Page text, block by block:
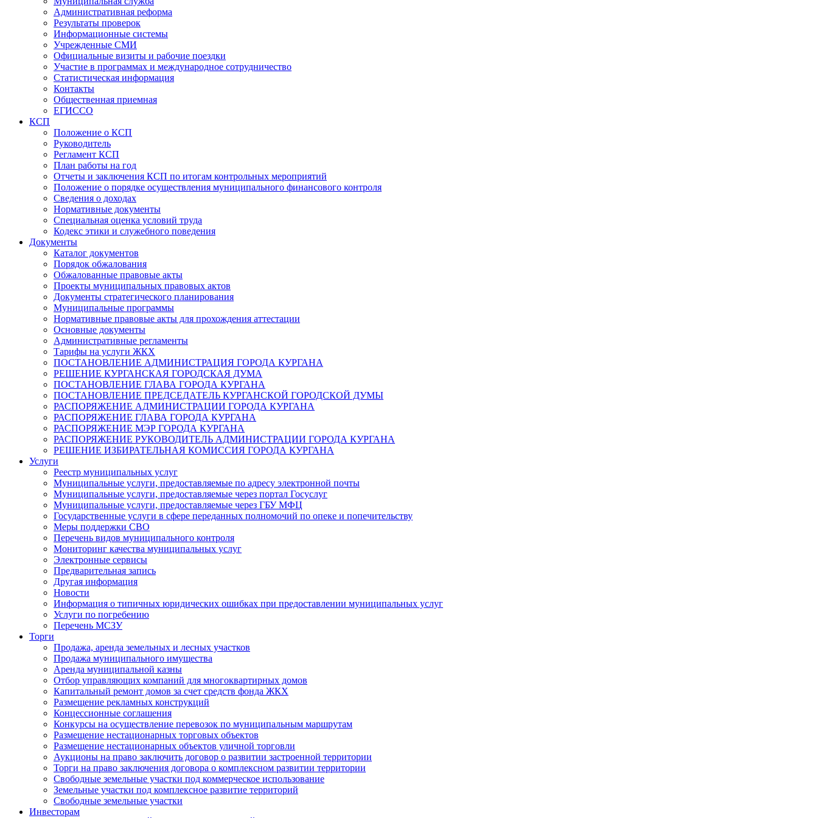
Административная реформа
Результаты проверок
Информационные системы
Учрежденные СМИ
Официальные визиты и рабочие поездки
Участие в программах и международное сотрудничество
Статистическая информация
Контакты
Общественная приемная
ЕГИССО
КСП
Положение о КСП
Руководитель
Регламент КСП
План работы на год
Отчеты и заключения КСП по итогам контрольных мероприятий
Положение о порядке осуществления муниципального финансового контроля
Сведения о доходах
Нормативные документы
Специальная оценка условий труда
Кодекс этики и служебного поведения
Документы
Каталог документов
Порядок обжалования
Обжалованные правовые акты
Проекты муниципальных правовых актов
Документы стратегического планирования
Муниципальные программы
Нормативные правовые акты для прохождения аттестации
Основные документы
Административные регламенты
Тарифы на услуги ЖКХ
ПОСТАНОВЛЕНИЕ АДМИНИСТРАЦИЯ ГОРОДА КУРГАНА
РЕШЕНИЕ КУРГАНСКАЯ ГОРОДСКАЯ ДУМА
ПОСТАНОВЛЕНИЕ ГЛАВА ГОРОДА КУРГАНА
ПОСТАНОВЛЕНИЕ ПРЕДСЕДАТЕЛЬ КУРГАНСКОЙ ГОРОДСКОЙ ДУМЫ
РАСПОРЯЖЕНИЕ АДМИНИСТРАЦИИ ГОРОДА КУРГАНА
РАСПОРЯЖЕНИЕ ГЛАВА ГОРОДА КУРГАНА
РАСПОРЯЖЕНИЕ МЭР ГОРОДА КУРГАНА
РАСПОРЯЖЕНИЕ РУКОВОДИТЕЛЬ АДМИНИСТРАЦИИ ГОРОДА КУРГАНА
РЕШЕНИЕ ИЗБИРАТЕЛЬНАЯ КОМИССИЯ ГОРОДА КУРГАНА
Услуги
Реестр муниципальных услуг
Муниципальные услуги, предоставляемые по адресу электронной почты
Муниципальные услуги, предоставляемые через портал Госуслуг
Муниципальные услуги, предоставляемые через ГБУ МФЦ
Государственные услуги в сфере переданных полномочий по опеке и попечительству
Меры поддержки СВО
Перечень видов муниципального контроля
Мониторинг качества муниципальных услуг
Электронные сервисы
Предварительная запись
Другая информация
Новости
Информация о типичных юридических ошибках при предоставлении муниципальных услуг
Услуги по погребению
Перечень МСЗУ
Торги
Продажа, аренда земельных и лесных участков
Продажа муниципального имущества
Аренда муниципальной казны
Отбор управляющих компаний для многоквартирных домов
Капитальный ремонт домов за счет средств фонда ЖКХ
Размещение рекламных конструкций
Концессионные соглашения
Конкурсы на осуществление перевозок по муниципальным маршрутам
Размещение нестационарных торговых объектов
Размещение нестационарных объектов уличной торговли
Аукционы на право заключить договор о развитии застроенной территории
Торги на право заключения договора о комплексном развитии территории
Свободные земельные участки под коммерческое использование
Земельные участки под комплексное развитие территорий
Свободные земельные участки
Инвесторам